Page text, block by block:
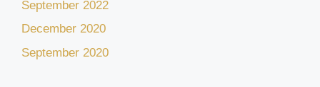
September 2022
December 2020
September 2020